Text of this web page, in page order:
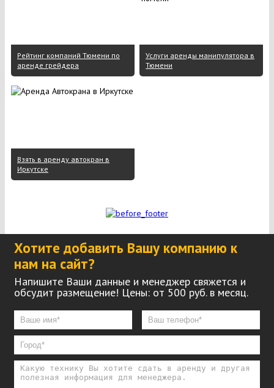
Рейтинг компаний Тюмени по
аренде грейдера
Услуги аренды манипулятора в
Тюмени
Взять в аренду автокран в
Иркутске
Хотите добавить Вашу компанию к
нам на сайт?
Напишите Ваши данные и менеджер свяжется и
обсудит размещение! Цены: от 500 руб. в месяц.